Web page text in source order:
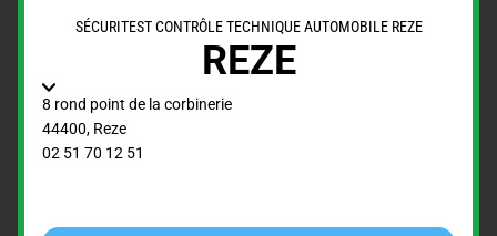
SÉCURITEST CONTRÔLE TECHNIQUE AUTOMOBILE REZE
REZE
8 rond point de la corbinerie
44400, Reze
02 51 70 12 51